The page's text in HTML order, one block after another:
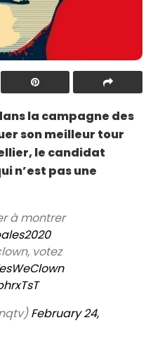
la campagne des
son meilleur tour
le candidat
n’est pas une
à montrer
votez
February 24,